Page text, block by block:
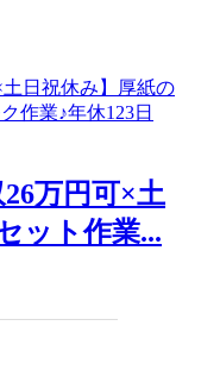
26万円可×土
ット作業...